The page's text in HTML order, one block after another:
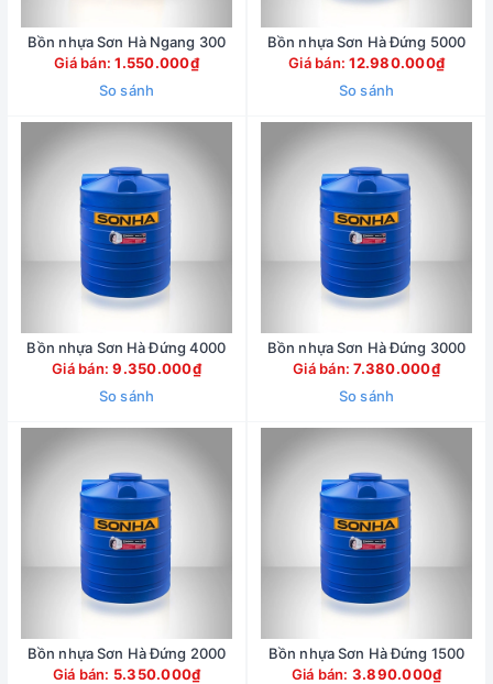
Bồn nhựa Sơn Hà Ngang 300
Giá bán:1.550.000₫
So sánh
Bồn nhựa Sơn Hà Đứng 5000
Giá bán:12.980.000₫
So sánh
Bồn nhựa Sơn Hà Đứng 4000
Giá bán:9.350.000₫
So sánh
Bồn nhựa Sơn Hà Đứng 3000
Giá bán:7.380.000₫
So sánh
Bồn nhựa Sơn Hà Đứng 2000
Giá bán: 5.350.000₫
Bồn nhựa Sơn Hà Đứng 1500
Giá bán: 3.890.000₫